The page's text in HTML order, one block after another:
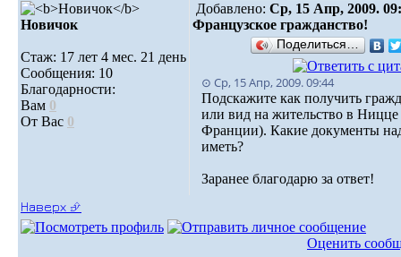
Новичок
Стаж: 17 лет 4 мес. 21 день
Сообщения: 10
Благодарности:
Вам 0
От Вас 0
Добавлено: Ср, 15 Апр, 2009.
Французское гражданство!
Поделиться…
⊙ Ср, 15 Апр, 2009. 09:44
Подскажите как получить
или вид на жительство в Ницце
Франции). Какие документы
иметь?
Заранее благодарю за ответ!
Наверх ⮵
Оценить